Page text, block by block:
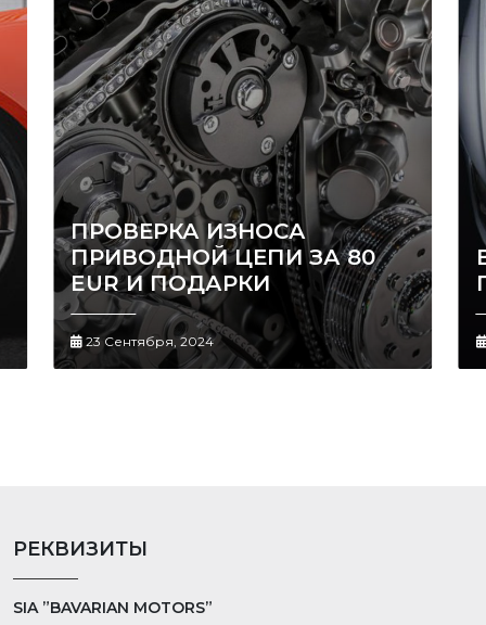
ПРОВЕРКА ИЗНОСА
ПРИВОДНОЙ ЦЕПИ ЗА 80
EUR И ПОДАРКИ
23 Сентября, 2024
РЕКВИЗИТЫ
SIA ”BAVARIAN MOTORS”